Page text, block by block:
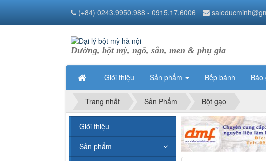
Đường, bột mỳ, ngô, sắn, men & phụ gia
Giới thiệu Sản phẩm Bếp bánh Báo
(+84) 0243.9950.988 - 0915.17.6006
Trang nhất Sản Phẩm Bột gạo
Giới thiệu
Sản phẩm